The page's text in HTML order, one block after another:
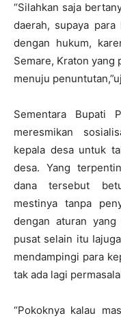
“Silahkan saja
daerah, supaya
dengan hukum,
Semare, Kraton yang
menuju
Sementara Bupati
meresmikan
kepala desa untuk
desa. Yang
dana tersebut
mestinya tanpa
dengan aturan
pusat selain itu
mendampingi para
tak ada lagi
“Pokoknya kalau